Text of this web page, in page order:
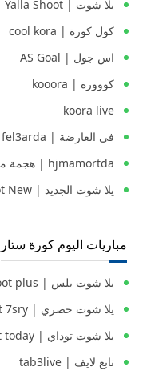
يلا شوت | Yalla Shoot
كول كورة | cool kora
اس جول | AS Goal
كووورة | kooora
koora live
في العارضة | fel3arda
hjmamortda | هجمة مرتدة
يلا شوت الجديد | Yalla Shoot New
مباريات اليوم كورة ستار
يلا شوت بلس | yalla shoot plus
يلا شوت حصري | Yalla Shoot 7sry
يلا شوت توداي | Yalla Shoot today
تابع لايف | tab3live